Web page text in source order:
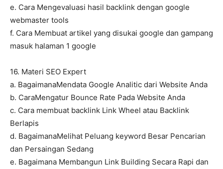
e. Cara Mengevaluasi hasil backlink dengan google
webmaster tools
f. Cara Membuat artikel yang disukai google dan gampang
masuk halaman 1 google
16. Materi SEO Expert
a. BagaimanaMendata Google Analitic dari Website Anda
b. CaraMengatur Bounce Rate Pada Website Anda
c. Cara membuat backlink Link Wheel atau Backlink
Berlapis
d. BagaimanaMelihat Peluang keyword Besar Pencarian
dan Persaingan Sedang
e. Bagaimana Membangun Link Building Secara Rapi dan